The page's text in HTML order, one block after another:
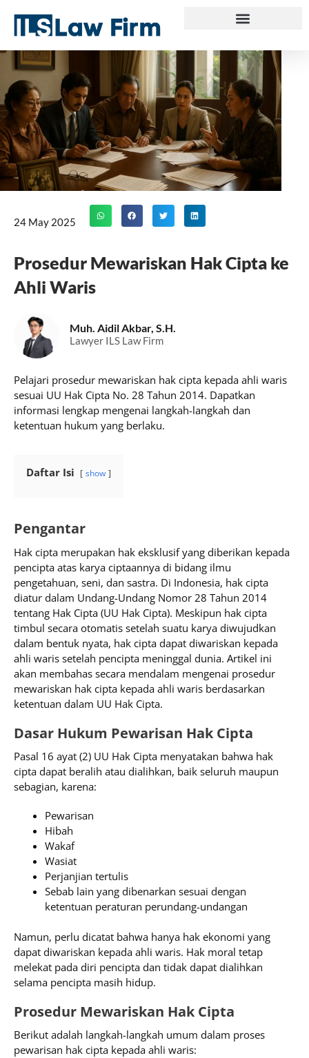
content
24 May 2025
Prosedur Mewariskan Hak Cipta ke
Ahli Waris
Muh. Aidil Akbar, S.H.
Lawyer ILS Law Firm
Pelajari prosedur mewariskan hak cipta kepada ahli waris
sesuai UU Hak Cipta No. 28 Tahun 2014. Dapatkan
informasi lengkap mengenai langkah-langkah dan
ketentuan hukum yang berlaku.
Daftar Isi show
Pengantar
Hak cipta merupakan hak eksklusif yang diberikan kepada
pencipta atas karya ciptaannya di bidang ilmu
pengetahuan, seni, dan sastra. Di Indonesia, hak cipta
diatur dalam Undang-Undang Nomor 28 Tahun 2014
tentang Hak Cipta (UU Hak Cipta). Meskipun hak cipta
timbul secara otomatis setelah suatu karya diwujudkan
dalam bentuk nyata, hak cipta dapat diwariskan kepada
ahli waris setelah pencipta meninggal dunia. Artikel ini
akan membahas secara mendalam mengenai prosedur
mewariskan hak cipta kepada ahli waris berdasarkan
ketentuan dalam UU Hak Cipta.
Dasar Hukum Pewarisan Hak Cipta
Pasal 16 ayat (2) UU Hak Cipta menyatakan bahwa hak
cipta dapat beralih atau dialihkan, baik seluruh maupun
sebagian, karena:
Pewarisan
Hibah
Wakaf
Wasiat
Perjanjian tertulis
Sebab lain yang dibenarkan sesuai dengan
ketentuan peraturan perundang-undangan
Namun, perlu dicatat bahwa hanya hak ekonomi yang
dapat diwariskan kepada ahli waris. Hak moral tetap
melekat pada diri pencipta dan tidak dapat dialihkan
selama pencipta masih hidup.
Prosedur Mewariskan Hak Cipta
Berikut adalah langkah-langkah umum dalam proses
pewarisan hak cipta kepada ahli waris: